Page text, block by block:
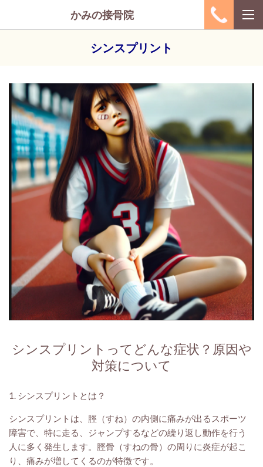
かみの接骨院
シンスプリント
シンスプリントってどんな症状？原因や
対策について
1. シンスプリントとは？
シンスプリントは、脛（すね）の内側に痛みが出るスポーツ
障害で、特に走る、ジャンプするなどの繰り返し動作を行う
人に多く発生します。脛骨（すねの骨）の周りに炎症が起こ
り、痛みが増してくるのが特徴です。